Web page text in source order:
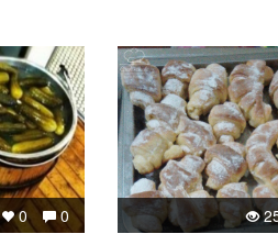
0
0